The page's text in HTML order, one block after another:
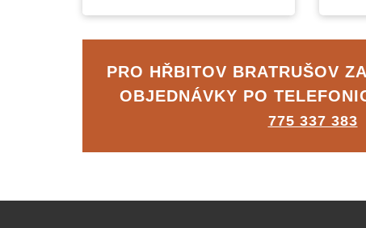
PRO HŘBITOV BRATRUŠOV
OBJEDNÁVKY PO
775 337 383